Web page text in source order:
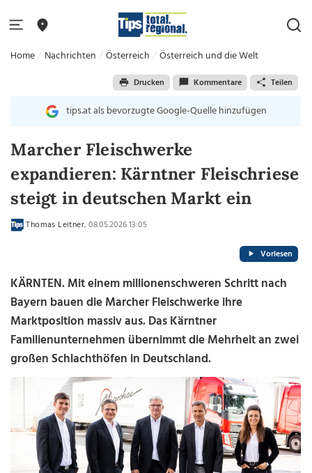
Home Nachrichten Österreich Österreich und die Welt
Drucken Kommentare Teilen
tips.at als bevorzugte Google-Quelle hinzufügen
Marcher Fleischwerke
expandieren: Kärntner Fleischriese
steigt in deutschen Markt ein
Thomas Leitner, 08.05.2026 13:05
Vorlesen
KÄRNTEN. Mit einem millionenschweren Schritt nach
Bayern bauen die Marcher Fleischwerke ihre
Marktposition massiv aus. Das Kärntner
Familienunternehmen übernimmt die Mehrheit an zwei
großen Schlachthöfen in Deutschland.